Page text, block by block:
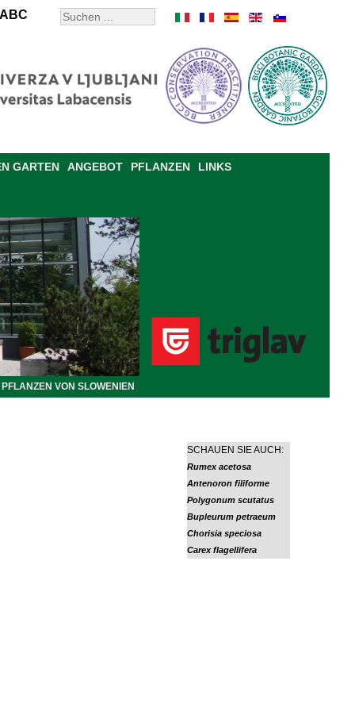
ABC
GARTEN ANGEBOT PFLANZEN LINKS
PFLANZEN VON SLOWENIEN
SCHAUEN SIE AUCH:
Rumex acetosa
Antenoron filiforme
Polygonum scutatus
Bupleurum petraeum
Chorisia speciosa
Carex flagellifera